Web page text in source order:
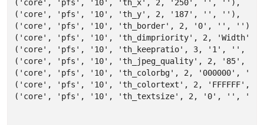
('core', 'pfs', '10', 'th_x', 2, '250', '', ''),
('core', 'pfs', '10', 'th_y', 2, '187', '', ''),
('core', 'pfs', '10', 'th_border', 2, '0', '', ''),
('core', 'pfs', '10', 'th_dimpriority', 2,
('core', 'pfs', '10', 'th_keepratio', 3, '1', '',
('core', 'pfs', '10', 'th_jpeg_quality', 2, '85',
('core', 'pfs', '10', 'th_colorbg', 2, '000000',
('core', 'pfs', '10', 'th_colortext', 2,
('core', 'pfs', '10', 'th_textsize', 2, '0', '', '');